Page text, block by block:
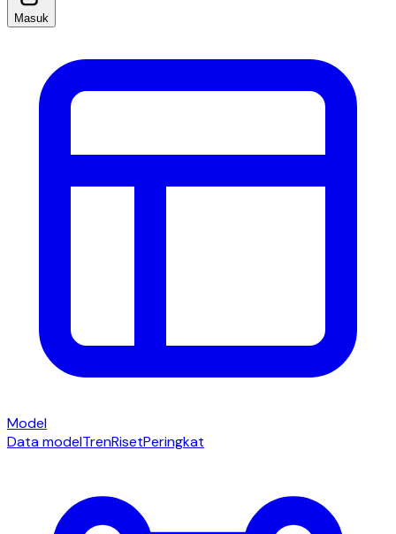
Masuk
Model
Data modelTrenRisetPeringkat